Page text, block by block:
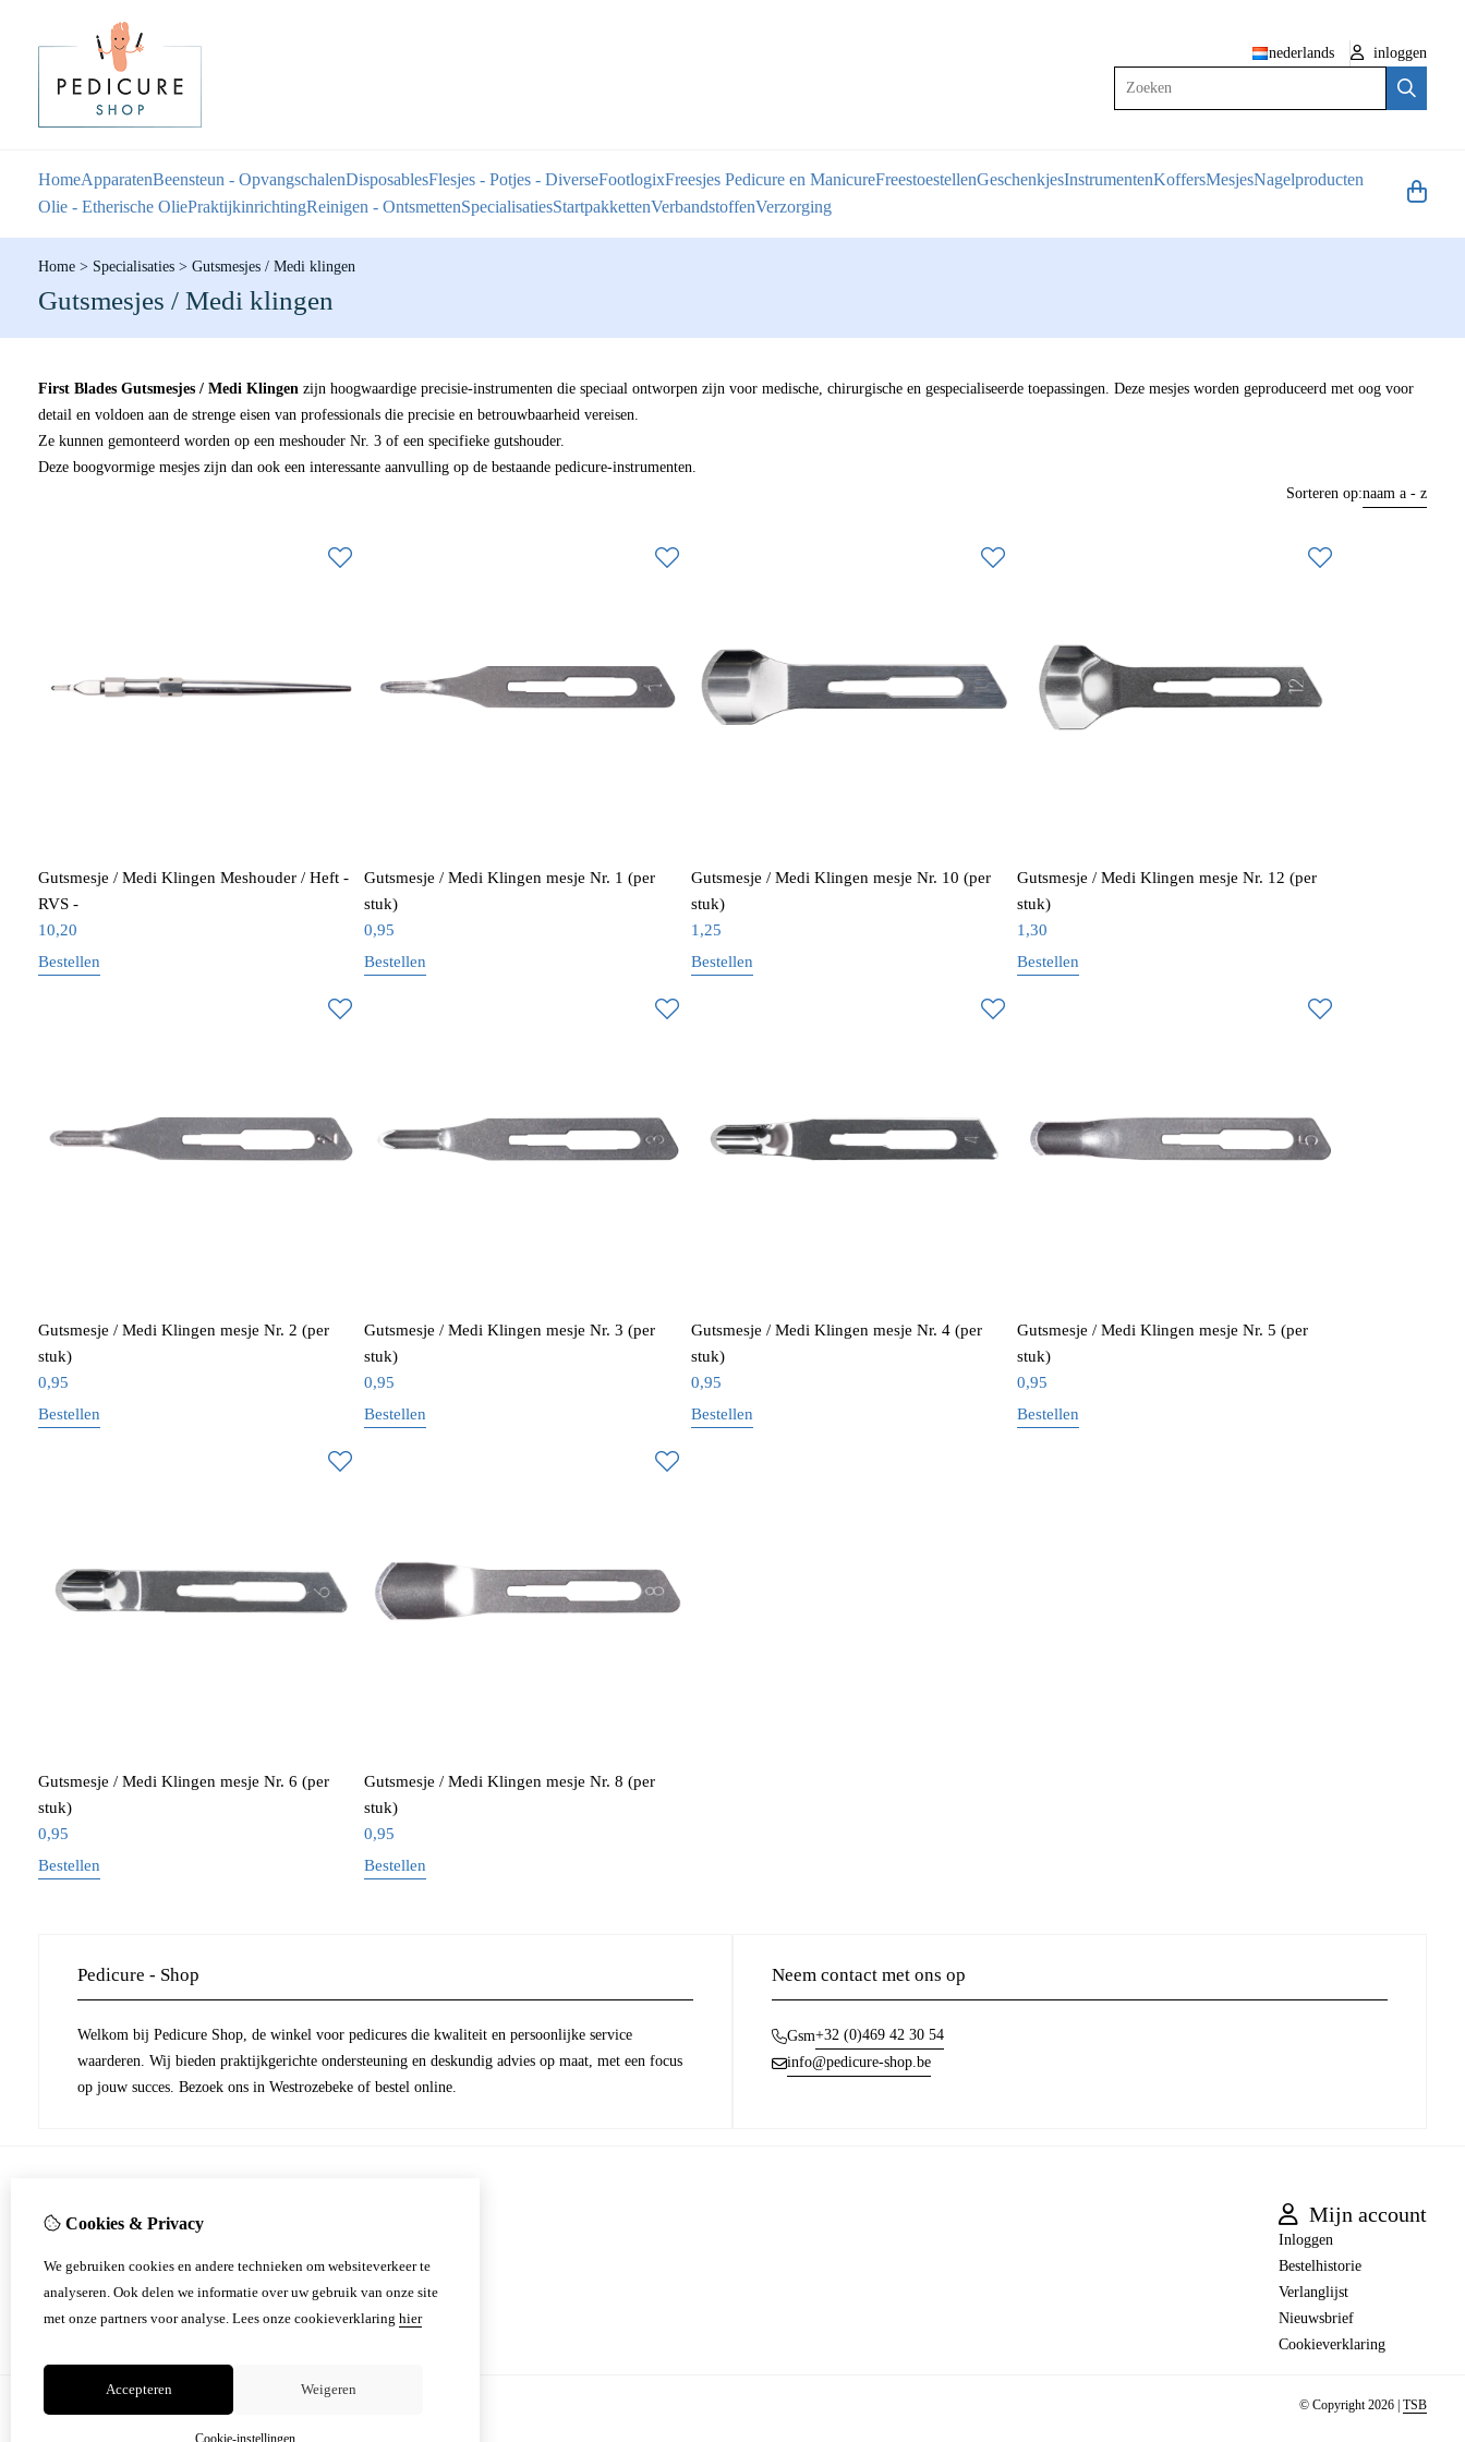
nederlands
inloggen
HomeApparatenBeensteun - OpvangschalenDisposablesFlesjes - Potjes - DiverseFootlogixFreesjes Pedicure en ManicureFreestoestellenGeschenkjesInstrumentenKoffersMesjesNagelproducten
Olie - Etherische OliePraktijkinrichtingReinigen - OntsmettenSpecialisatiesStartpakkettenVerbandstoffenVerzorging
Home > Specialisaties > Gutsmesjes / Medi klingen
Gutsmesjes / Medi klingen
First Blades Gutsmesjes / Medi Klingen zijn hoogwaardige precisie-instrumenten die speciaal ontworpen zijn voor medische, chirurgische en gespecialiseerde toepassingen. Deze mesjes worden geproduceerd met oog voor
detail en voldoen aan de strenge eisen van professionals die precisie en betrouwbaarheid vereisen.
Ze kunnen gemonteerd worden op een meshouder Nr. 3 of een specifieke gutshouder.
Deze boogvormige mesjes zijn dan ook een interessante aanvulling op de bestaande pedicure-instrumenten.
Sorteren op:naam a - z
Gutsmesje / Medi Klingen Meshouder / Heft -
RVS -
10,20
Bestellen
Gutsmesje / Medi Klingen mesje Nr. 1 (per
stuk)
0,95
Bestellen
Gutsmesje / Medi Klingen mesje Nr. 10 (per
stuk)
1,25
Bestellen
Gutsmesje / Medi Klingen mesje Nr. 12 (per
stuk)
1,30
Bestellen
Gutsmesje / Medi Klingen mesje Nr. 2 (per
stuk)
0,95
Bestellen
Gutsmesje / Medi Klingen mesje Nr. 3 (per
stuk)
0,95
Bestellen
Gutsmesje / Medi Klingen mesje Nr. 4 (per
stuk)
0,95
Bestellen
Gutsmesje / Medi Klingen mesje Nr. 5 (per
stuk)
0,95
Bestellen
Gutsmesje / Medi Klingen mesje Nr. 6 (per
stuk)
0,95
Bestellen
Gutsmesje / Medi Klingen mesje Nr. 8 (per
stuk)
0,95
Bestellen
Pedicure - Shop
Welkom bij Pedicure Shop, de winkel voor pedicures die kwaliteit en persoonlijke service
waarderen. Wij bieden praktijkgerichte ondersteuning en deskundig advies op maat, met een focus
op jouw succes. Bezoek ons in Westrozebeke of bestel online.
Neem contact met ons op
Gsm+32 (0)469 42 30 54
info@pedicure-shop.be
Informatie
Over ons & Contactgegevens
Verzending
​​​​​​​Verkoop- en retourvoorwaarden
Mijn account
Inloggen
Bestelhistorie
Verlanglijst
Nieuwsbrief
Cookieverklaring
© Copyright 2026 | TSB
Cookies & Privacy
We gebruiken cookies en andere technieken om websiteverkeer te
analyseren. Ook delen we informatie over uw gebruik van onze site
met onze partners voor analyse. Lees onze cookieverklaring hier
Accepteren Weigeren
Cookie-instellingen